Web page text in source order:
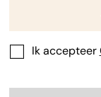
Ik accepteer